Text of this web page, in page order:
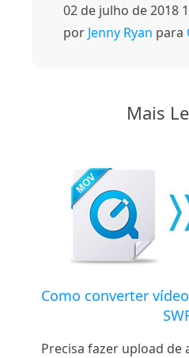
02 de julho de 2018
por Jenny Ryan para
Mais
Como converter
Precisa fazer upload de